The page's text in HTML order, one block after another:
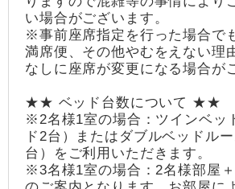
い場合がございます。
※事前座席指定を行った場合で
満席便、その他やむをえない理
なしに座席が変更になる場合が
★★ ベッド台数について ★★
※2名様1室の場合：ツインベッ
ド2台）またはダブルベッドル
台）をご利用いただきます。
※3名様1室の場合：2名様部屋